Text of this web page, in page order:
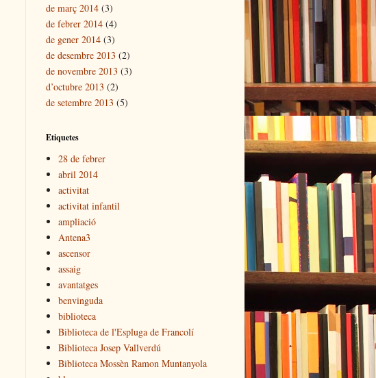
de març 2014 (3)
de febrer 2014 (4)
de gener 2014 (3)
de desembre 2013 (2)
de novembre 2013 (3)
d’octubre 2013 (2)
de setembre 2013 (5)
Etiquetes
28 de febrer
abril 2014
activitat
activitat infantil
ampliació
Antena3
ascensor
assaig
avantatges
benvinguda
biblioteca
Biblioteca de l'Espluga de Francolí
Biblioteca Josep Vallverdú
Biblioteca Mossèn Ramon Muntanyola